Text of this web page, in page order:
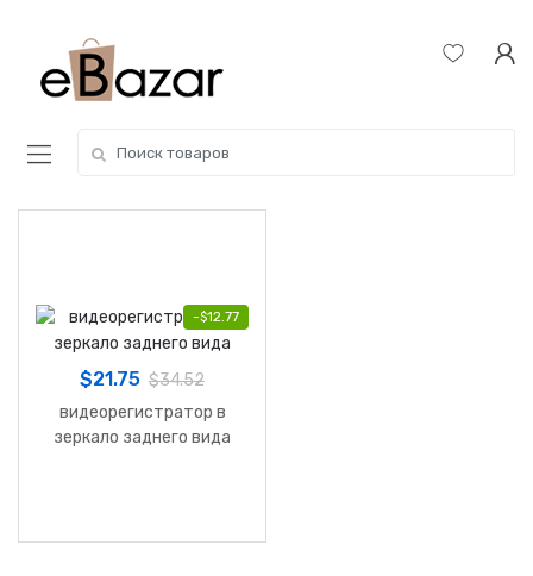
navigation
content
for:
-$12.77
$21.75 $34.52
видеорегистратор в
зеркало заднего вида